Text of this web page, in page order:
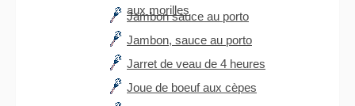
aux morilles
Jambon sauce au porto
Jambon, sauce au porto
Jarret de veau de 4 heures
Joue de boeuf aux cèpes